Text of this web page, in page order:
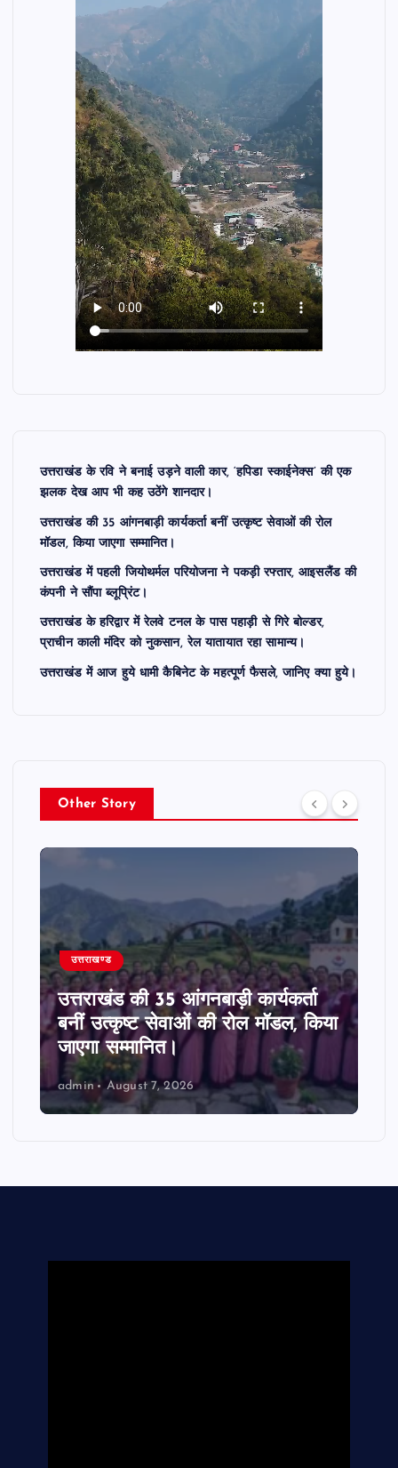
उत्तराखंड के रवि ने बनाई उड़ने वाली कार, ‘हपिडा स्काईनेक्स’ की एक
झलक देख आप भी कह उठेंगे शानदार।
उत्तराखंड की 35 आंगनबाड़ी कार्यकर्ता बनीं उत्कृष्ट सेवाओं की रोल
मॉडल, किया जाएगा सम्मानित।
उत्तराखंड में पहली जियोथर्मल परियोजना ने पकड़ी रफ्तार, आइसलैंड की
कंपनी ने सौंपा ब्लूप्रिंट।
उत्तराखंड के हरिद्वार में रेलवे टनल के पास पहाड़ी से गिरे बोल्डर,
प्राचीन काली मंदिर को नुकसान, रेल यातायात रहा सामान्य।
उत्तराखंड में आज हुये धामी कैबिनेट के महत्पूर्ण फैसले, जानिए क्या हुये।
Other Story
उत्तराखण्ड
उत्तराखंड की 35 आंगनबाड़ी कार्यकर्ता
बनीं उत्कृष्ट सेवाओं की रोल मॉडल, किया
जाएगा सम्मानित।
admin August 7, 2026